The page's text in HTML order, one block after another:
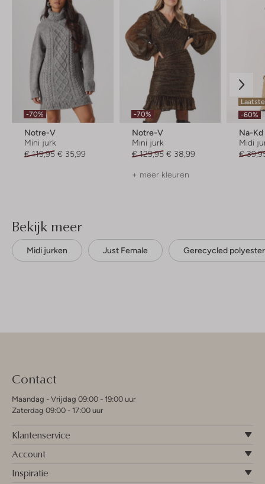
-70%
Notre-V
Mini jurk
€ 119,95 € 35,99
-70%
Notre-V
Mini jurk
€ 129,95 € 38,99
+ meer kleuren
-60%
Na-Kd
Midi
€
Bekijk meer
Midi jurken Just Female Gerecycled polyester
Contact
Maandag - Vrijdag 09:00 - 19:00 uur
Zaterdag 09:00 - 17:00 uur
Klantenservice
Account
Inspiratie